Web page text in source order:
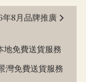
年8月品牌推廣
地免費送貨服務
灣免費送貨服務